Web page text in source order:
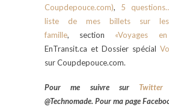
Coupdepouce.com), 5
liste de mes billets sur
famille, section «Voyages
EnTransit.ca et Dossier spécial
sur Coupdepouce.com.
Pour me suivre sur Twitter
@Technomade. Pour ma page